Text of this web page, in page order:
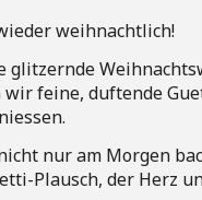
weihnachtlich!
glitzernde
wir feine, duftende
nur am Morgen
Plausch, der Herz